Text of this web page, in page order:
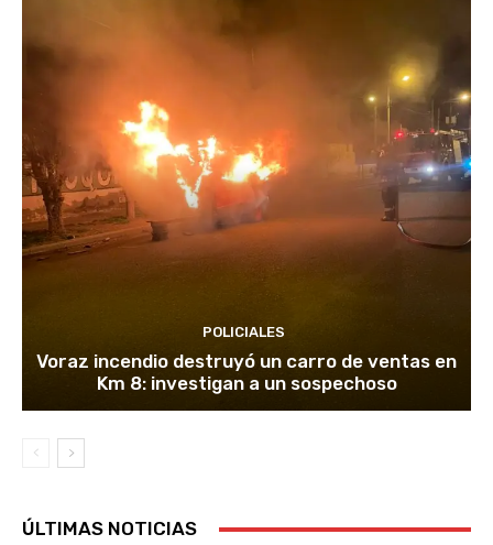
POLICIALES
Voraz incendio destruyó un carro de ventas en
Km 8: investigan a un sospechoso
ÚLTIMAS NOTICIAS